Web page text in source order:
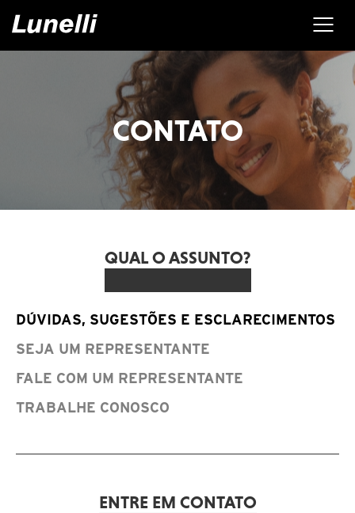
CONTATO
QUAL O ASSUNTO?
DÚVIDAS, SUGESTÕES E ESCLARECIMENTOS
SEJA UM REPRESENTANTE
FALE COM UM REPRESENTANTE
TRABALHE CONOSCO
ENTRE EM CONTATO